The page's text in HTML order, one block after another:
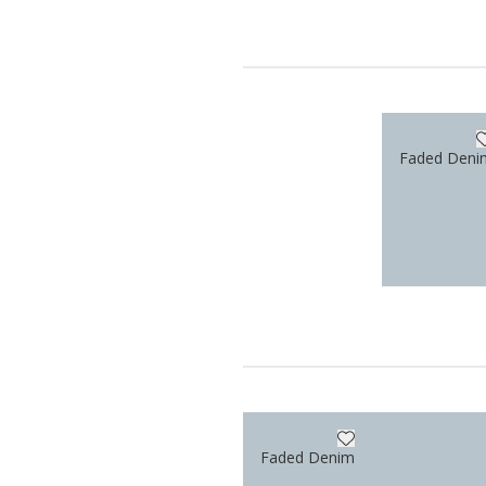
Faded
Faded Denim